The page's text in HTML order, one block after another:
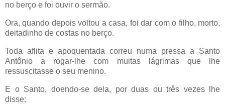
no berço e foi ouvir o sermão.
Ora, quando depois voltou a casa, foi dar com o filho, morto,
deitadinho de costas no berço.
Toda aflita e apoquentada correu numa pressa a Santo
Antônio a rogar-lhe com muitas lágrimas que lhe
ressuscitasse o seu menino.
E o Santo, doendo-se dela, por duas ou três vezes lhe
disse: